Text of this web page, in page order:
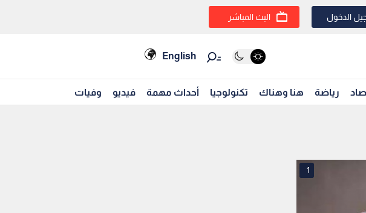
الدخول البث المباشر
English
رياضة هنا وهناك تكنولوجيا أحداث مهمة فيديو وفيات
1